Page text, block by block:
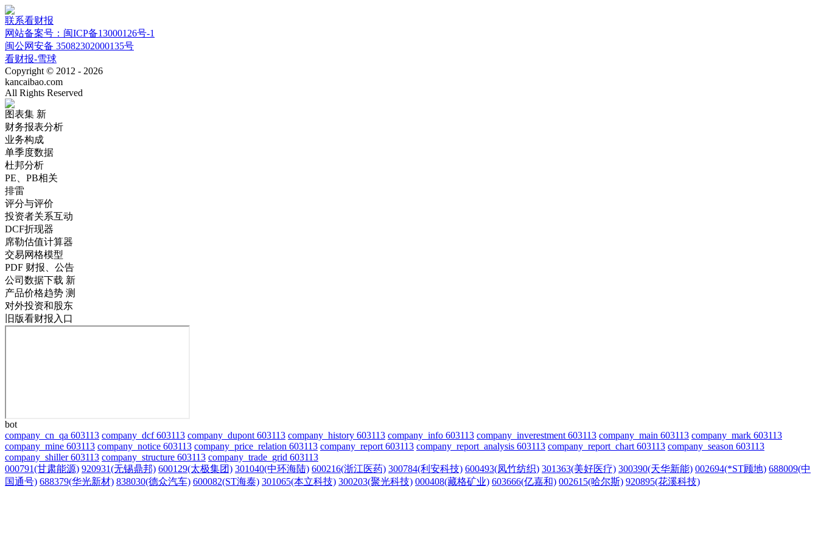
联系看财报
网站备案号：闽ICP备13000126号-1
闽公网安备 35082302000135号
看财报-雪球
Copyright © 2012 - 2026
kancaibao.com
All Rights Reserved
图表集 新
财务报表分析
业务构成
单季度数据
杜邦分析
PE、PB相关
排雷
评分与评价
投资者关系互动
DCF折现器
席勒估值计算器
交易网格模型
PDF 财报、公告
公司数据下载 新
产品价格趋势 测
对外投资和股东
旧版看财报入口
bot
company_cn_qa 603113 company_dcf 603113 company_dupont 603113 company_history 603113 company_info 603113 company_inverestment 603113 company_main 603113 company_mark 603113
company_mine 603113 company_notice 603113 company_price_relation 603113 company_report 603113 company_report_analysis 603113 company_report_chart 603113 company_season 603113
company_shiller 603113 company_structure 603113 company_trade_grid 603113
000791(甘肃能源) 920931(无锡鼎邦) 600129(太极集团) 301040(中环海陆) 600216(浙江医药) 300784(利安科技) 600493(凤竹纺织) 301363(美好医疗) 300390(天华新能) 002694(*ST顾地) 688009(中
国通号) 688379(华光新材) 838030(德众汽车) 600082(ST海泰) 301065(本立科技) 300203(聚光科技) 000408(藏格矿业) 603666(亿嘉和) 002615(哈尔斯) 920895(花溪科技)